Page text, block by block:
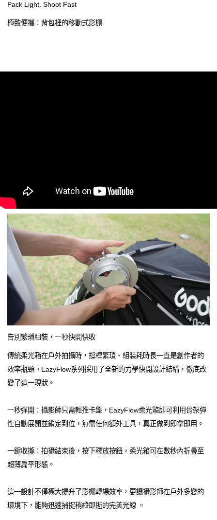
Pack Light. Shoot Fast
極致便攜：背包裡的移動式影棚
告別繁瑣組裝，一秒快開快收
傳統柔光箱在戶外拍攝時，撐桿繁瑣、組裝耗時長一直是創作者的
效率瓶頸。EazyFlow系列採用了全新的力學快開設計結構，徹底改
變了這一現狀。
一秒彈開：攝影師只需輕推卡盤，EazyFlow柔光箱即可利用骨架彈
性自動展開並鎖定到位，無需任何額外工具，真正做到即拿即用。
一鍵收攏：拍攝結束後，按下釋放按鈕，柔光箱可在數秒內折疊至
超薄扁平形態。
這一設計不僅極大提升了影棚轉場效率，更讓攝影師在戶外多變的
環境下，能夠迅速捕捉稍縱即逝的完美光線 。